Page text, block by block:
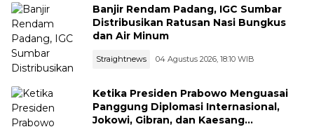
Banjir Rendam Padang, IGC Sumbar
Distribusikan Ratusan Nasi Bungkus
dan Air Minum
Straightnews 04 Agustus 2026, 18:10 WIB
Ketika Presiden Prabowo Menguasai
Panggung Diplomasi Internasional,
Jokowi, Gibran, dan Kaesang